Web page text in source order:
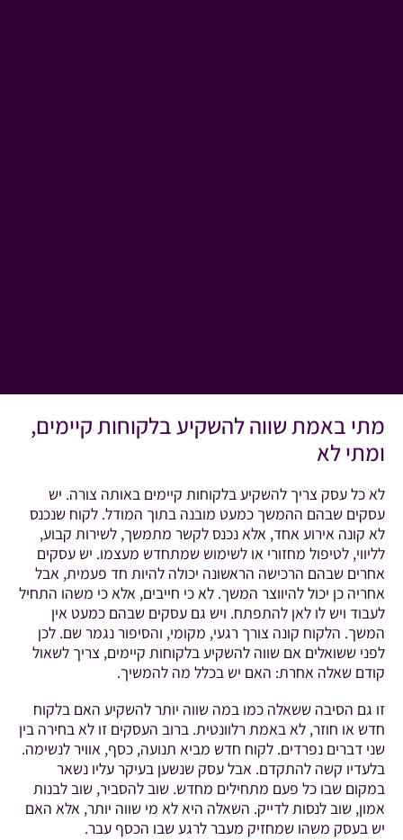
מתי באמת שווה להשקיע בלקוחות קיימים,
ומתי לא
לא כל עסק צריך להשקיע בלקוחות קיימים באותה צורה. יש
עסקים שבהם ההמשך כמעט מובנה בתוך המודל. לקוח שנכנס
לא קונה אירוע אחד, אלא נכנס לקשר מתמשך, לשירות קבוע,
לליווי, לטיפול מחזורי או לשימוש שמתחדש מעצמו. יש עסקים
אחרים שבהם הרכישה הראשונה יכולה להיות חד פעמית, אבל
אחריה כן יכול להיווצר המשך. לא כי חייבים, אלא כי משהו התחיל
לעבוד ויש לו לאן להתפתח. ויש גם עסקים שבהם כמעט אין
המשך. הלקוח קונה צורך רגעי, מקומי, והסיפור נגמר שם. לכן
לפני ששואלים אם שווה להשקיע בלקוחות קיימים, צריך לשאול
קודם שאלה אחרת: האם יש בכלל מה להמשיך.
זו גם הסיבה ששאלה כמו במה שווה יותר להשקיע האם בלקוח
חדש או חוזר, לא באמת רלוונטית. ברוב העסקים זו לא בחירה בין
שני דברים נפרדים. לקוח חדש מביא תנועה, כסף, אוויר לנשימה.
בלעדיו קשה להתקדם. אבל עסק שנשען בעיקר עליו נשאר
במקום שבו כל פעם מתחילים מחדש. שוב להסביר, שוב לבנות
אמון, שוב לנסות לדייק. השאלה היא לא מי שווה יותר, אלא האם
יש בעסק משהו שמחזיק מעבר לרגע שבו הכסף עבר.